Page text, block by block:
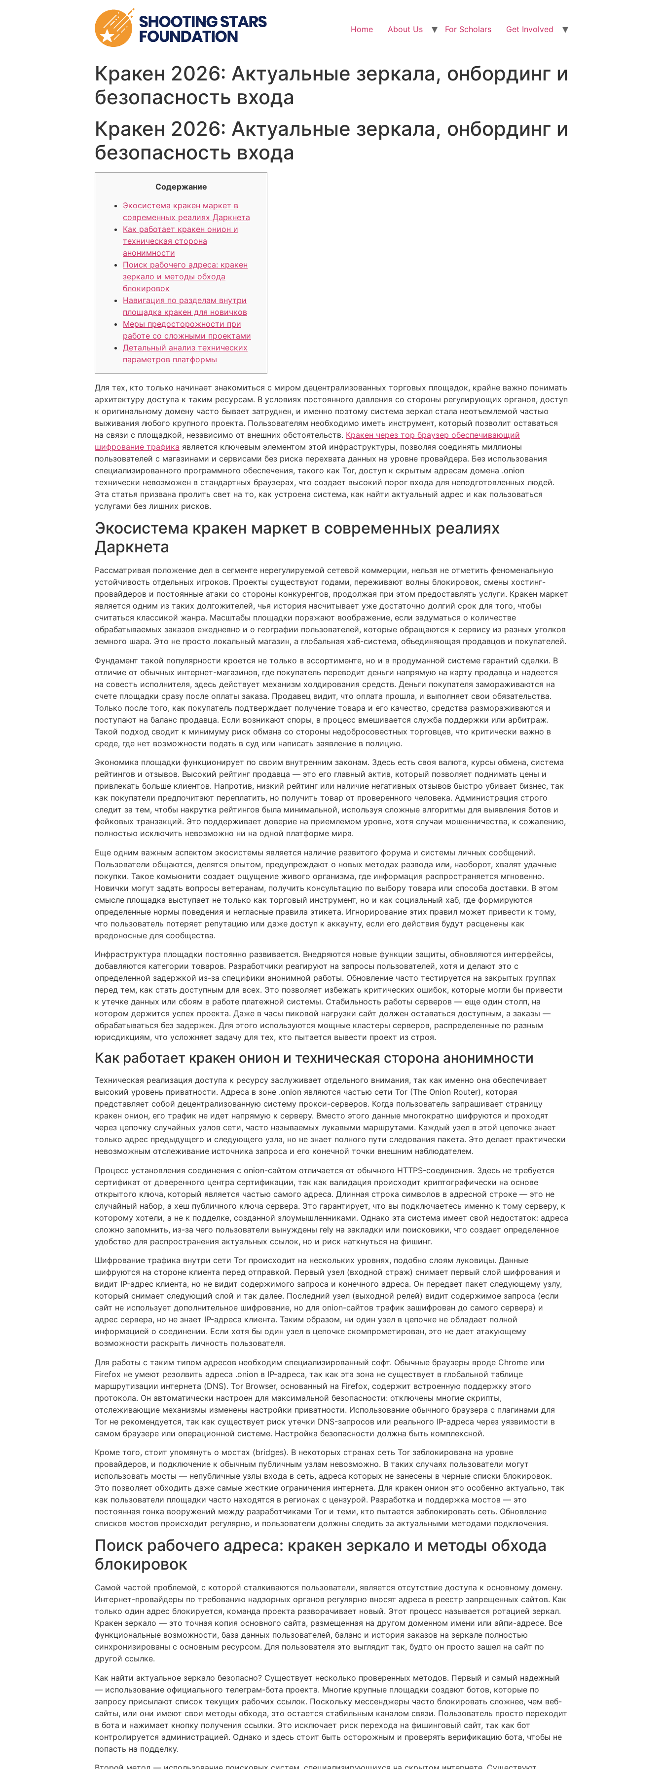
Home About Us For Scholars Get Involved
Кракен 2026: Актуальные зеркала, онбординг и
безопасность входа
Кракен 2026: Актуальные зеркала, онбординг и
безопасность входа
Содержание
Экосистема кракен маркет в
современных реалиях Даркнета
Как работает кракен онион и
техническая сторона
анонимности
Поиск рабочего адреса: кракен
зеркало и методы обхода
блокировок
Навигация по разделам внутри
площадка кракен для новичков
Меры предосторожности при
работе со сложными проектами
Детальный анализ технических
параметров платформы
Для тех, кто только начинает знакомиться с миром децентрализованных торговых площадок, крайне важно понимать
архитектуру доступа к таким ресурсам. В условиях постоянного давления со стороны регулирующих органов, доступ
к оригинальному домену часто бывает затруднен, и именно поэтому система зеркал стала неотъемлемой частью
выживания любого крупного проекта. Пользователям необходимо иметь инструмент, который позволит оставаться
на связи с площадкой, независимо от внешних обстоятельств. Кракен через тор браузер обеспечивающий
шифрование трафика является ключевым элементом этой инфраструктуры, позволяя соединять миллионы
пользователей с магазинами и сервисами без риска перехвата данных на уровне провайдера. Без использования
специализированного программного обеспечения, такого как Tor, доступ к скрытым адресам домена .onion
технически невозможен в стандартных браузерах, что создает высокий порог входа для неподготовленных людей.
Эта статья призвана пролить свет на то, как устроена система, как найти актуальный адрес и как пользоваться
услугами без лишних рисков.
Экосистема кракен маркет в современных реалиях
Даркнета
Рассматривая положение дел в сегменте нерегулируемой сетевой коммерции, нельзя не отметить феноменальную
устойчивость отдельных игроков. Проекты существуют годами, переживают волны блокировок, смены хостинг-
провайдеров и постоянные атаки со стороны конкурентов, продолжая при этом предоставлять услуги. Кракен маркет
является одним из таких долгожителей, чья история насчитывает уже достаточно долгий срок для того, чтобы
считаться классикой жанра. Масштабы площадки поражают воображение, если задуматься о количестве
обрабатываемых заказов ежедневно и о географии пользователей, которые обращаются к сервису из разных уголков
земного шара. Это не просто локальный магазин, а глобальная хаб-система, объединяющая продавцов и покупателей.
Фундамент такой популярности кроется не только в ассортименте, но и в продуманной системе гарантий сделки. В
отличие от обычных интернет-магазинов, где покупатель переводит деньги напрямую на карту продавца и надеется
на совесть исполнителя, здесь действует механизм холдирования средств. Деньги покупателя замораживаются на
счете площадки сразу после оплаты заказа. Продавец видит, что оплата прошла, и выполняет свои обязательства.
Только после того, как покупатель подтверждает получение товара и его качество, средства размораживаются и
поступают на баланс продавца. Если возникают споры, в процесс вмешивается служба поддержки или арбитраж.
Такой подход сводит к минимуму риск обмана со стороны недобросовестных торговцев, что критически важно в
среде, где нет возможности подать в суд или написать заявление в полицию.
Экономика площадки функционирует по своим внутренним законам. Здесь есть своя валюта, курсы обмена, система
рейтингов и отзывов. Высокий рейтинг продавца — это его главный актив, который позволяет поднимать цены и
привлекать больше клиентов. Напротив, низкий рейтинг или наличие негативных отзывов быстро убивает бизнес, так
как покупатели предпочитают переплатить, но получить товар от проверенного человека. Администрация строго
следит за тем, чтобы накрутка рейтингов была минимальной, используя сложные алгоритмы для выявления ботов и
фейковых транзакций. Это поддерживает доверие на приемлемом уровне, хотя случаи мошенничества, к сожалению,
полностью исключить невозможно ни на одной платформе мира.
Еще одним важным аспектом экосистемы является наличие развитого форума и системы личных сообщений.
Пользователи общаются, делятся опытом, предупреждают о новых методах развода или, наоборот, хвалят удачные
покупки. Такое комьюнити создает ощущение живого организма, где информация распространяется мгновенно.
Новички могут задать вопросы ветеранам, получить консультацию по выбору товара или способа доставки. В этом
смысле площадка выступает не только как торговый инструмент, но и как социальный хаб, где формируются
определенные нормы поведения и негласные правила этикета. Игнорирование этих правил может привести к тому,
что пользователь потеряет репутацию или даже доступ к аккаунту, если его действия будут расценены как
вредоносные для сообщества.
Инфраструктура площадки постоянно развивается. Внедряются новые функции защиты, обновляются интерфейсы,
добавляются категории товаров. Разработчики реагируют на запросы пользователей, хотя и делают это с
определенной задержкой из-за специфики анонимной работы. Обновление часто тестируется на закрытых группах
перед тем, как стать доступным для всех. Это позволяет избежать критических ошибок, которые могли бы привести
к утечке данных или сбоям в работе платежной системы. Стабильность работы серверов — еще один столп, на
котором держится успех проекта. Даже в часы пиковой нагрузки сайт должен оставаться доступным, а заказы —
обрабатываться без задержек. Для этого используются мощные кластеры серверов, распределенные по разным
юрисдикциям, что усложняет задачу для тех, кто пытается вывести проект из строя.
Как работает кракен онион и техническая сторона анонимности
Техническая реализация доступа к ресурсу заслуживает отдельного внимания, так как именно она обеспечивает
высокий уровень приватности. Адреса в зоне .onion являются частью сети Tor (The Onion Router), которая
представляет собой децентрализованную систему прокси-серверов. Когда пользователь запрашивает страницу
кракен онион, его трафик не идет напрямую к серверу. Вместо этого данные многократно шифруются и проходят
через цепочку случайных узлов сети, часто называемых лукавыми маршрутами. Каждый узел в этой цепочке знает
только адрес предыдущего и следующего узла, но не знает полного пути следования пакета. Это делает практически
невозможным отслеживание источника запроса и его конечной точки внешним наблюдателем.
Процесс установления соединения с onion-сайтом отличается от обычного HTTPS-соединения. Здесь не требуется
сертификат от доверенного центра сертификации, так как валидация происходит криптографически на основе
открытого ключа, который является частью самого адреса. Длинная строка символов в адресной строке — это не
случайный набор, а хеш публичного ключа сервера. Это гарантирует, что вы подключаетесь именно к тому серверу, к
которому хотели, а не к подделке, созданной злоумышленниками. Однако эта система имеет свой недостаток: адреса
сложно запомнить, из-за чего пользователи вынуждены rely на закладки или поисковики, что создает определенное
удобство для распространения актуальных ссылок, но и риск наткнуться на фишинг.
Шифрование трафика внутри сети Tor происходит на нескольких уровнях, подобно слоям луковицы. Данные
шифруются на стороне клиента перед отправкой. Первый узел (входной страж) снимает первый слой шифрования и
видит IP-адрес клиента, но не видит содержимого запроса и конечного адреса. Он передает пакет следующему узлу,
который снимает следующий слой и так далее. Последний узел (выходной релей) видит содержимое запроса (если
сайт не использует дополнительное шифрование, но для onion-сайтов трафик зашифрован до самого сервера) и
адрес сервера, но не знает IP-адреса клиента. Таким образом, ни один узел в цепочке не обладает полной
информацией о соединении. Если хотя бы один узел в цепочке скомпрометирован, это не дает атакующему
возможности раскрыть личность пользователя.
Для работы с таким типом адресов необходим специализированный софт. Обычные браузеры вроде Chrome или
Firefox не умеют резолвить адреса .onion в IP-адреса, так как эта зона не существует в глобальной таблице
маршрутизации интернета (DNS). Tor Browser, основанный на Firefox, содержит встроенную поддержку этого
протокола. Он автоматически настроен для максимальной безопасности: отключены многие скрипты,
отслеживающие механизмы изменены настройки приватности. Использование обычного браузера с плагинами для
Tor не рекомендуется, так как существует риск утечки DNS-запросов или реального IP-адреса через уязвимости в
самом браузере или операционной системе. Настройка безопасности должна быть комплексной.
Кроме того, стоит упомянуть о мостах (bridges). В некоторых странах сеть Tor заблокирована на уровне
провайдеров, и подключение к обычным публичным узлам невозможно. В таких случаях пользователи могут
использовать мосты — непубличные узлы входа в сеть, адреса которых не занесены в черные списки блокировок.
Это позволяет обходить даже самые жесткие ограничения интернета. Для кракен онион это особенно актуально, так
как пользователи площадки часто находятся в регионах с цензурой. Разработка и поддержка мостов — это
постоянная гонка вооружений между разработчиками Tor и теми, кто пытается заблокировать сеть. Обновление
списков мостов происходит регулярно, и пользователи должны следить за актуальными методами подключения.
Поиск рабочего адреса: кракен зеркало и методы обхода
блокировок
Самой частой проблемой, с которой сталкиваются пользователи, является отсутствие доступа к основному домену.
Интернет-провайдеры по требованию надзорных органов регулярно вносят адреса в реестр запрещенных сайтов. Как
только один адрес блокируется, команда проекта разворачивает новый. Этот процесс называется ротацией зеркал.
Кракен зеркало — это точная копия основного сайта, размещенная на другом доменном имени или айпи-адресе. Все
функциональные возможности, база данных пользователей, баланс и история заказов на зеркале полностью
синхронизированы с основным ресурсом. Для пользователя это выглядит так, будто он просто зашел на сайт по
другой ссылке.
Как найти актуальное зеркало безопасно? Существует несколько проверенных методов. Первый и самый надежный
— использование официального телеграм-бота проекта. Многие крупные площадки создают ботов, которые по
запросу присылают список текущих рабочих ссылок. Поскольку мессенджеры часто блокировать сложнее, чем веб-
сайты, или они имеют свои методы обхода, это остается стабильным каналом связи. Пользователь просто переходит
в бота и нажимает кнопку получения ссылки. Это исключает риск перехода на фишинговый сайт, так как бот
контролируется администрацией. Однако и здесь стоит быть осторожным и проверять верификацию бота, чтобы не
попасть на подделку.